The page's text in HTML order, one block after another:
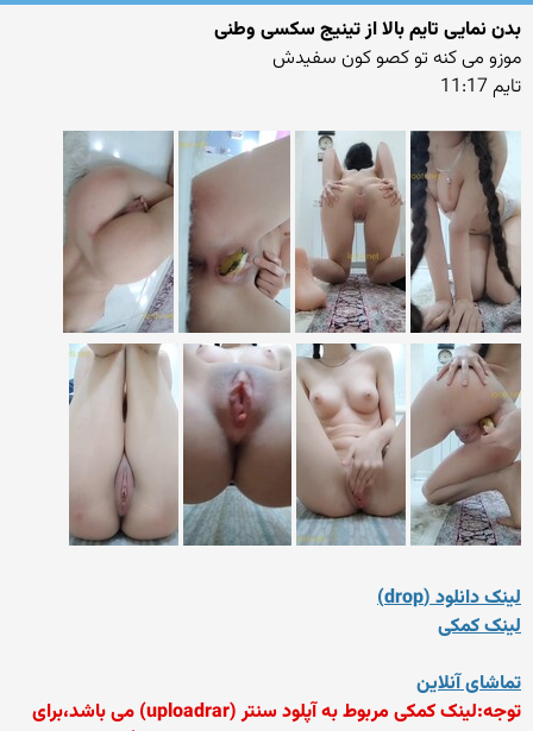
بدن نمایی تایم بالا از تینیج سکسی وطنی
موزو می کنه تو کصو کون سفیدش
تایم 11:17
لینک دانلود (drop)
لینک کمکی
تماشای آنلاین
توجه:لینک کمکی مربوط به آپلود سنتر (uploadrar) می باشد،برای